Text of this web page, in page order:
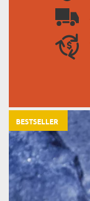
BESTSELLER